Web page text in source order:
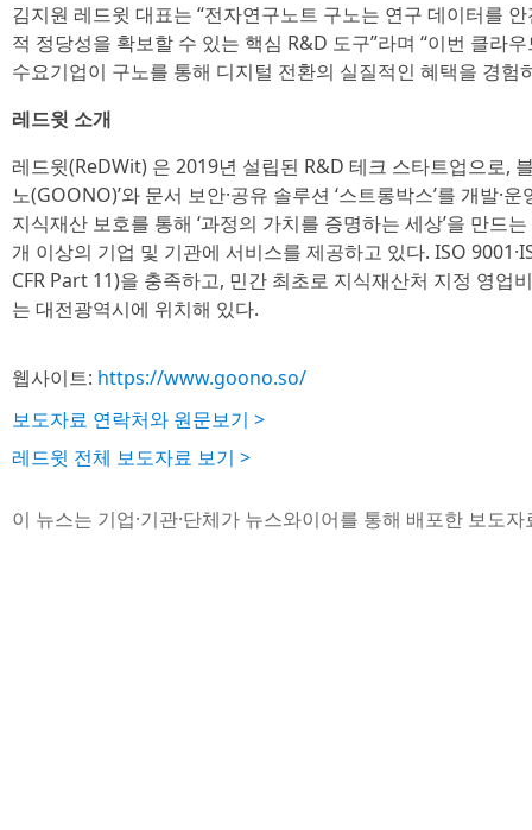
김지원 레드윗 대표는 “전자연구노트 구노는 연구 데이터를
적 정당성을 확보할 수 있는 핵심 R&D 도구”라며 “이번 클라
수요기업이 구노를 통해 디지털 전환의 실질적인 혜택을 경험
레드윗 소개
레드윗(ReDWit) 은 2019년 설립된 R&D 테크 스타트업으로,
노(GOONO)’와 문서 보안·공유 솔루션 ‘스트롱박스’를 개발·
지식재산 보호를 통해 ‘과정의 가치를 증명하는 세상’을 만드
개 이상의 기업 및 기관에 서비스를 제공하고 있다. ISO
CFR Part 11)을 충족하고, 민간 최초로 지식재산처 지정 영업
는 대전광역시에 위치해 있다.
웹사이트: https://www.goono.so/
보도자료 연락처와 원문보기 >
레드윗 전체 보도자료 보기 >
이 뉴스는 기업·기관·단체가 뉴스와이어를 통해 배포한 보도